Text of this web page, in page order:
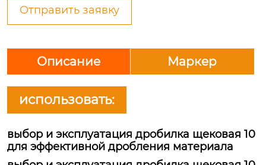
Отправить заявку
Описание Маркер
использовать:
выбор и эксплуатация дробилка щековая 10
для эффективной дробления материала